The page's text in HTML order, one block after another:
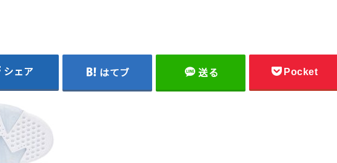
シェア はてブ 送る Pocket